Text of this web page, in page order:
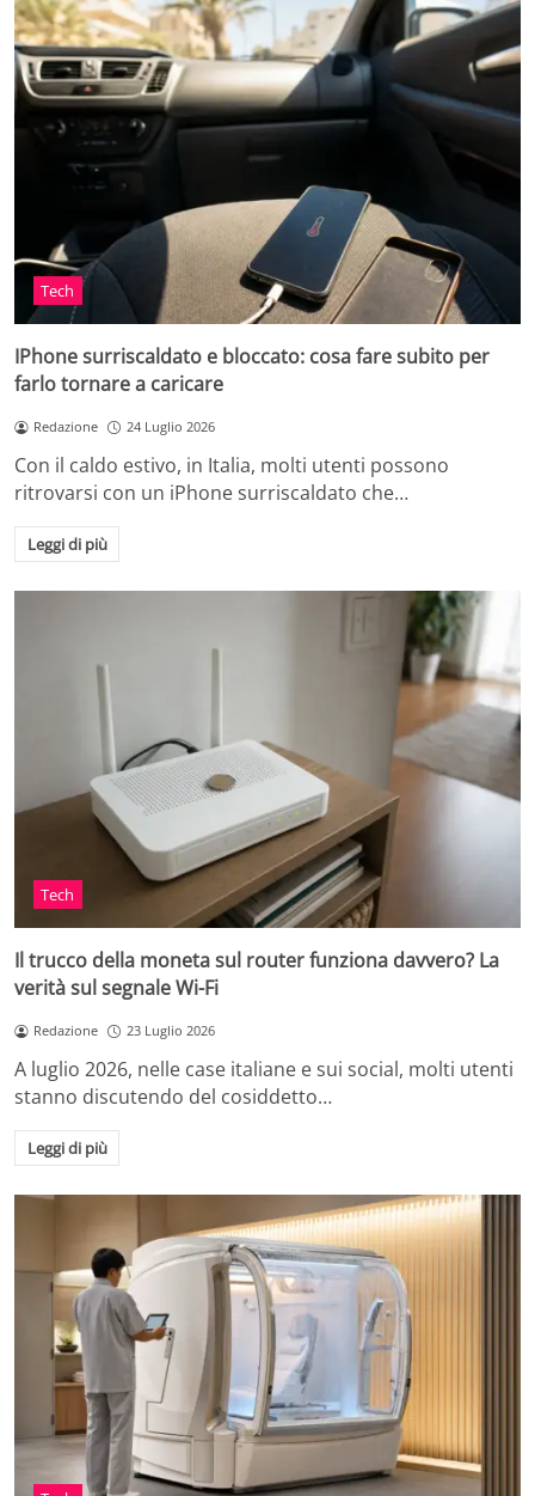
Tech
IPhone surriscaldato e bloccato: cosa fare subito per
farlo tornare a caricare
Redazione 24 Luglio 2026
Con il caldo estivo, in Italia, molti utenti possono
ritrovarsi con un iPhone surriscaldato che…
Leggi di più
Tech
Il trucco della moneta sul router funziona davvero? La
verità sul segnale Wi-Fi
Redazione 23 Luglio 2026
A luglio 2026, nelle case italiane e sui social, molti utenti
stanno discutendo del cosiddetto…
Leggi di più